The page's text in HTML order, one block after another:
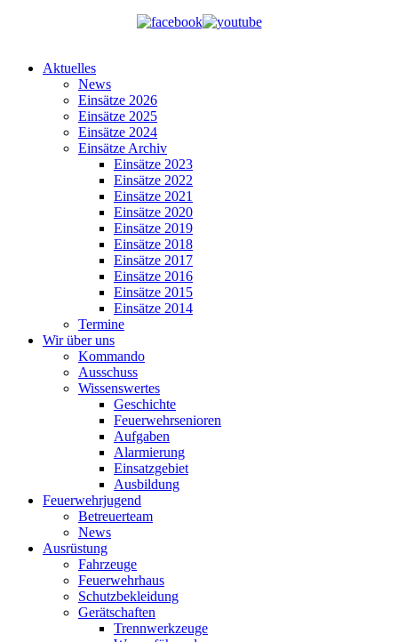
Aktuelles
News
Einsätze 2026
Einsätze 2025
Einsätze 2024
Einsätze Archiv
Einsätze 2023
Einsätze 2022
Einsätze 2021
Einsätze 2020
Einsätze 2019
Einsätze 2018
Einsätze 2017
Einsätze 2016
Einsätze 2015
Einsätze 2014
Termine
Wir über uns
Kommando
Ausschuss
Wissenswertes
Geschichte
Feuerwehrsenioren
Aufgaben
Alarmierung
Einsatzgebiet
Ausbildung
Feuerwehrjugend
Betreuerteam
News
Ausrüstung
Fahrzeuge
Feuerwehrhaus
Schutzbekleidung
Gerätschaften
Trennwerkzeuge